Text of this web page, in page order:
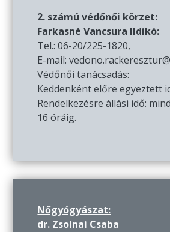
2. számú védőnői körzet:
Farkasné Vancsura Ildikó:
Tel.: 06-20/225-1820,
E-mail:
Védőnői tanácsadás:
Keddenként előre egyeztett
Rendelkezésre állási idő:
16 óráig.
Nőgyógyászat:
dr. Zsolnai Csaba